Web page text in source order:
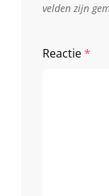
velden zijn
Reactie*